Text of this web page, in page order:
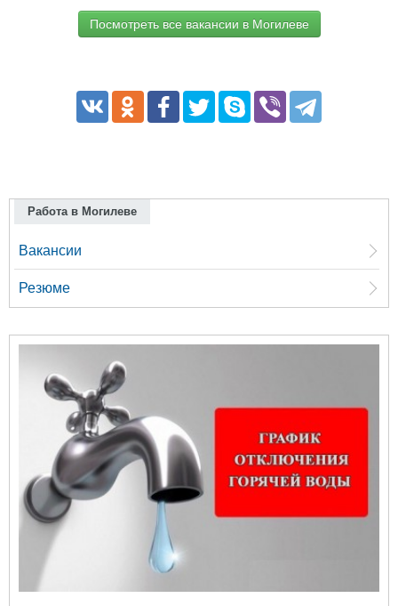
Посмотреть все вакансии в Могилеве
Работа в Могилеве
Вакансии
Резюме